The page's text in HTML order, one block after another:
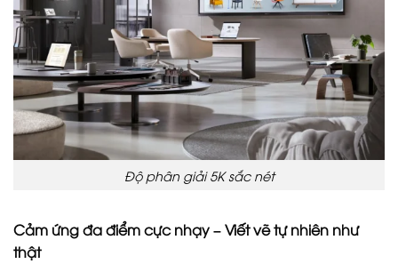
Độ phân giải 5K sắc nét
Cảm ứng đa điểm cực nhạy – Viết vẽ tự nhiên như
thật